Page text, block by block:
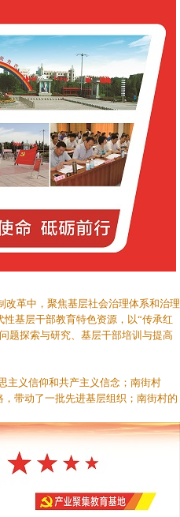
革中，聚焦基层社会治理体系和治理
基层干部教育特色资源，以“传承红
题探索与研究、基层干部培训与提高
主义信仰和共产主义信念；南街村
带动了一批先进基层组织；南街村的